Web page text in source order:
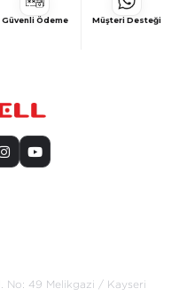
Güvenli Ödeme Müşteri Desteği
No: 49 Melikgazi / Kayseri